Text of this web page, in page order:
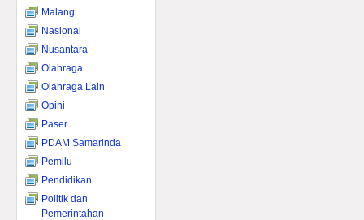
Malang
Nasional
Nusantara
Olahraga
Olahraga Lain
Opini
Paser
PDAM Samarinda
Pemilu
Pendidikan
Politik dan
Pemerintahan